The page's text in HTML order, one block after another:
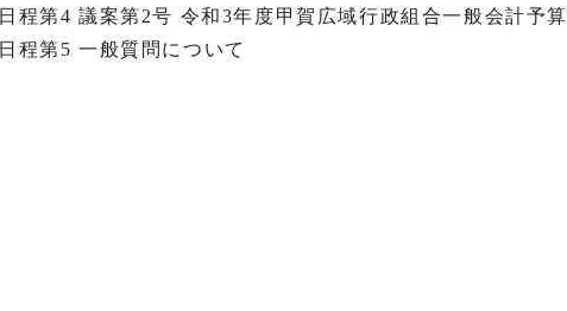
日程第4 議案第2号 令和3年度甲賀広域行政組合一般会計予算
日程第5 一般質問について